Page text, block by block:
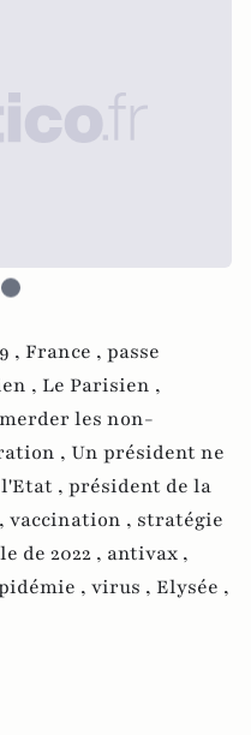
, France , passe
, Le Parisien ,
les non-
, Un président ne
, président de la
vaccination , stratégie
de 2022 , antivax ,
, virus , Elysée ,